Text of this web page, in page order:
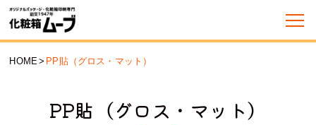
HOME> PP貼（グロス・マット）
PP貼（グロス・マット）